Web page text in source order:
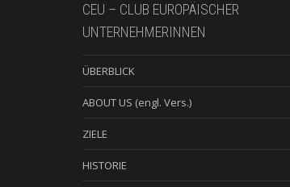
CEU – CLUB EUROPÄISCHER
UNTERNEHMERINNEN
ÜBERBLICK
ABOUT US (engl. Vers.)
ZIELE
HISTORIE